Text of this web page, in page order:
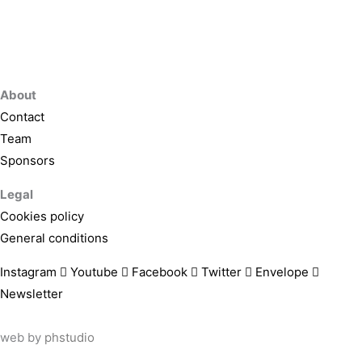
About
Contact
Team
Sponsors
Legal
Cookies policy
General conditions
Instagram Youtube Facebook Twitter
Envelope
Newsletter
web by phstudio